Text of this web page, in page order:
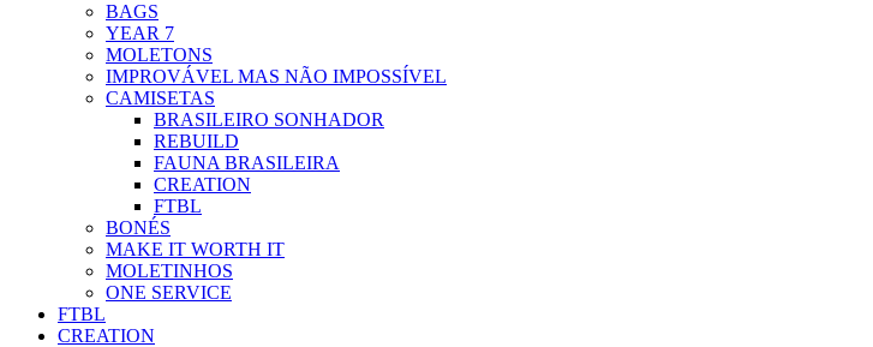
BAGS
YEAR 7
MOLETONS
IMPROVÁVEL MAS NÃO IMPOSSÍVEL
CAMISETAS
BRASILEIRO SONHADOR
REBUILD
FAUNA BRASILEIRA
CREATION
FTBL
BONÉS
MAKE IT WORTH IT
MOLETINHOS
ONE SERVICE
FTBL
CREATION